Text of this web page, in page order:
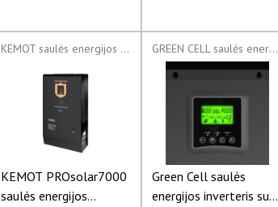
| Calc-clean function |
function | Calc-clean
function | Black/Gold
KEMOT saulės energijos inverteriai
KEMOT PROsolar7000
saulės energijos
GREEN CELL saulės energijos inverteriai
Green Cell saulės
energijos inverteris su